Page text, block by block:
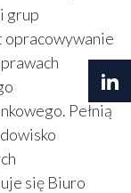
grup
opracowywanie
Pełnią
się Biuro